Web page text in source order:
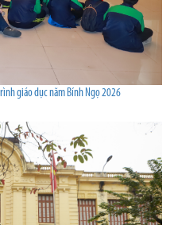
giáo dục năm Bính Ngọ 2026